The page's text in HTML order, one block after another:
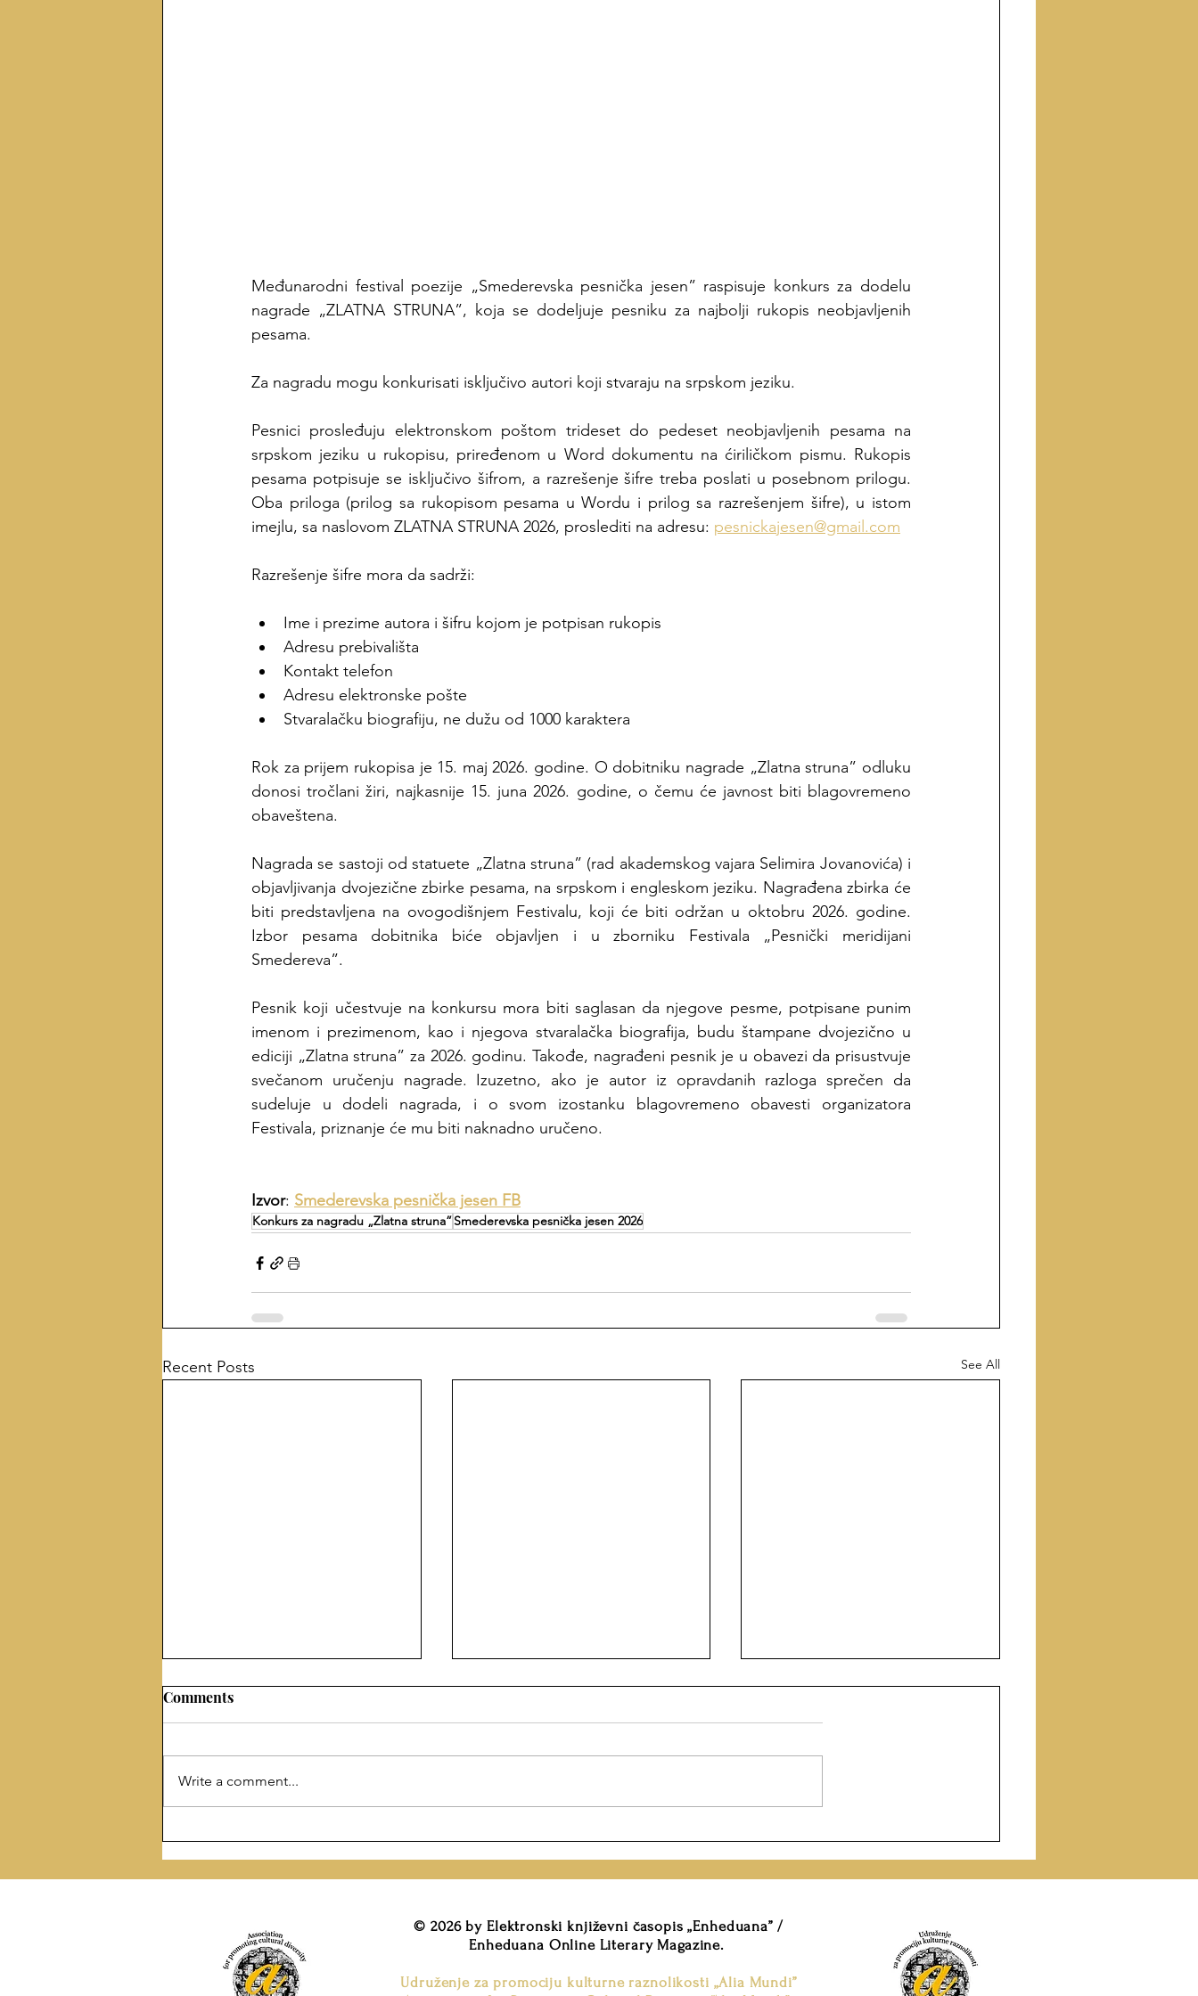
Međunarodni festival poezije „Smederevska pesnička jesen” raspisuje konkurs za dodelu
nagrade „ZLATNA STRUNA”, koja se dodeljuje pesniku za najbolji rukopis neobjavljenih
pesama.
Za nagradu mogu konkurisati isključivo autori koji stvaraju na srpskom jeziku.
Pesnici prosleđuju elektronskom poštom trideset do pedeset neobjavljenih pesama na
srpskom jeziku u rukopisu, priređenom u Word dokumentu na ćiriličkom pismu. Rukopis
pesama potpisuje se isključivo šifrom, a razrešenje šifre treba poslati u posebnom prilogu.
Oba priloga (prilog sa rukopisom pesama u Wordu i prilog sa razrešenjem šifre), u istom
imejlu, sa naslovom ZLATNA STRUNA 2026, proslediti na adresu: pesnickajesen@gmail.com
Razrešenje šifre mora da sadrži:
Ime i prezime autora i šifru kojom je potpisan rukopis
Adresu prebivališta
Kontakt telefon
Adresu elektronske pošte
Stvaralačku biografiju, ne dužu od 1000 karaktera
Rok za prijem rukopisa je 15. maj 2026. godine. O dobitniku nagrade „Zlatna struna” odluku
donosi tročlani žiri, najkasnije 15. juna 2026. godine, o čemu će javnost biti blagovremeno
obaveštena.
Nagrada se sastoji od statuete „Zlatna struna” (rad akademskog vajara Selimira Jovanovića) i
objavljivanja dvojezične zbirke pesama, na srpskom i engleskom jeziku. Nagrađena zbirka će
biti predstavljena na ovogodišnjem Festivalu, koji će biti održan u oktobru 2026. godine.
Izbor pesama dobitnika biće objavljen i u zborniku Festivala „Pesnički meridijani
Smedereva”.
Pesnik koji učestvuje na konkursu mora biti saglasan da njegove pesme, potpisane punim
imenom i prezimenom, kao i njegova stvaralačka biografija, budu štampane dvojezično u
ediciji „Zlatna struna” za 2026. godinu. Takođe, nagrađeni pesnik je u obavezi da prisustvuje
svečanom uručenju nagrade. Izuzetno, ako je autor iz opravdanih razloga sprečen da
sudeluje u dodeli nagrada, i o svom izostanku blagovremeno obavesti organizatora
Festivala, priznanje će mu biti naknadno uručeno.
Izvor: Smederevska pesnička jesen FB
Konkurs za nagradu „Zlatna struna”Smederevska pesnička jesen 2026
Recent Posts See All
„Anđeliji u pohode”
povodom veka od smrti
nagradu „Lenkin prsten” –
poziv pesnicima ljubavne
književne fantastike „IZA
UMA 6”
Comments
Write a comment...
© 2026 by Elektronski književni časopis „Enheduana” /
Enheduana Online Literary Magazine.
Udruženje za promociju kulturne raznolikosti „Alia Mundi”